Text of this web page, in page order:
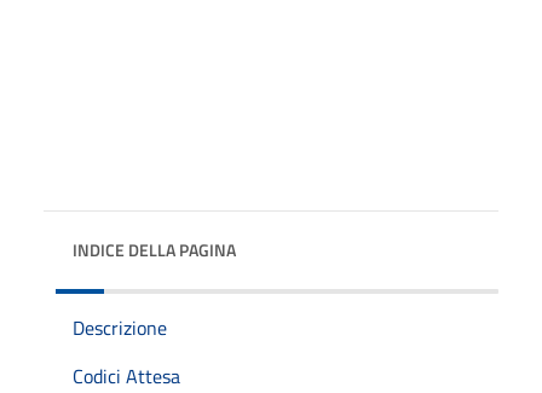
INDICE DELLA PAGINA
Descrizione
Codici Attesa